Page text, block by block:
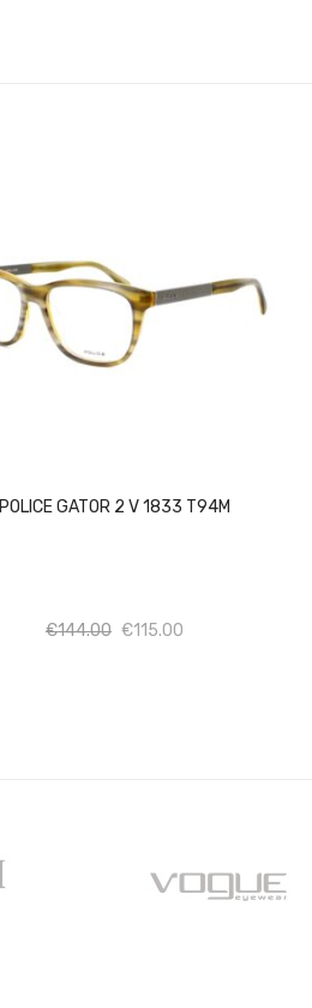
POLICE GATOR 2 V 1833 T94M
€144.00 Ποσότητα
€115.00